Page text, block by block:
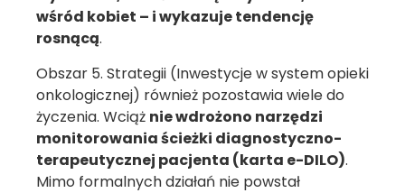
wśród kobiet – i wykazuje tendencję
rosnącą.
Obszar 5. Strategii (Inwestycje w system opieki
onkologicznej) również pozostawia wiele do
życzenia. Wciąż nie wdrożono narzędzi
monitorowania ścieżki diagnostyczno-
terapeutycznej pacjenta (karta e-DILO).
Mimo formalnych działań nie powstał